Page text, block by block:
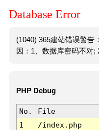
Database Error
(1040) 365建站错误警告
因：1、数据库密码不对;
PHP Debug
No. File
1
/index.php